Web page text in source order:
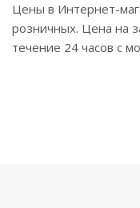
Цены в Интернет-
розничных. Цена на
течение 24 часов с